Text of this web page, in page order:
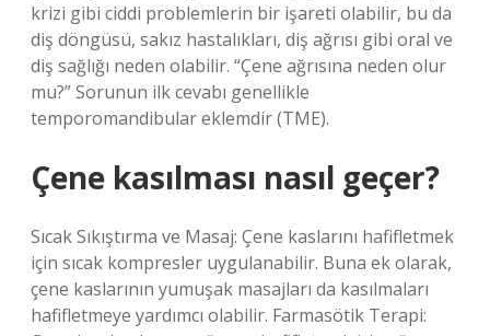
krizi gibi ciddi problemlerin bir işareti olabilir, bu da
diş döngüsü, sakız hastalıkları, diş ağrısı gibi oral ve
diş sağlığı neden olabilir. “Çene ağrısına neden olur
mu?” Sorunun ilk cevabı genellikle
temporomandibular eklemdir (TME).
Çene kasılması nasıl geçer?
Sıcak Sıkıştırma ve Masaj: Çene kaslarını hafifletmek
için sıcak kompresler uygulanabilir. Buna ek olarak,
çene kaslarının yumuşak masajları da kasılmaları
hafifletmeye yardımcı olabilir. Farmasötik Terapi: